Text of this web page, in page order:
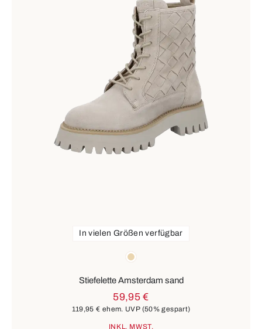
beige
In vielen Größen verfügbar
Stiefelette Amsterdam sand
59,95 €
119,95 € ehem. UVP (50% gespart)
INKL. MWST.